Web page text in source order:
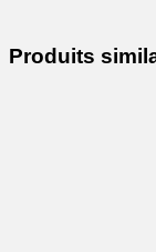
Produits